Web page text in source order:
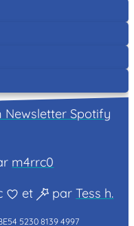
Newsletter Spotify
m4rrc0
et parTess h.
5230 8139 4997